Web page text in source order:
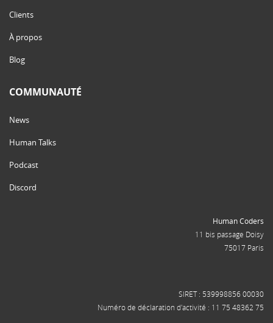
Clients
À propos
Blog
COMMUNAUTÉ
News
Human Talks
Podcast
Discord
Human Coders
11 bis passage Doisy
75017 Paris
SIRET : 539998856 00030
Numéro de déclaration d'activité : 11 75 48362 75